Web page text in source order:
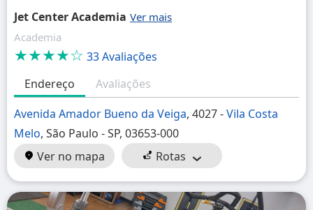
Jet Center Academia
Academia
★★★★☆ 33 Avaliações
Endereço
Avaliações
Avenida Amador Bueno da Veiga, 4027 -Vila Costa
Melo, São Paulo - SP, 03653-000
Ver no mapa
Rotas